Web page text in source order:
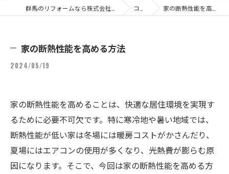
コラム 家の断熱性能を高める方法
家の断熱性能を高める方法
2024/05/19
家の断熱性能を高めることは、快適な居住環境を実現す
るために必要不可欠です。特に寒冷地や暑い地域では、
断熱性能が低い家は冬場には暖房コストがかさんだり、
夏場にはエアコンの使用が多くなり、光熱費が膨らむ原
因になります。そこで、今回は家の断熱性能を高める方